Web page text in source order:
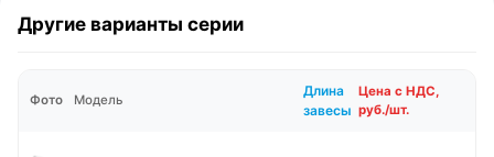
Другие варианты серии
Фото Модель
Длина
завесы
Цена с НДС,
руб./шт.